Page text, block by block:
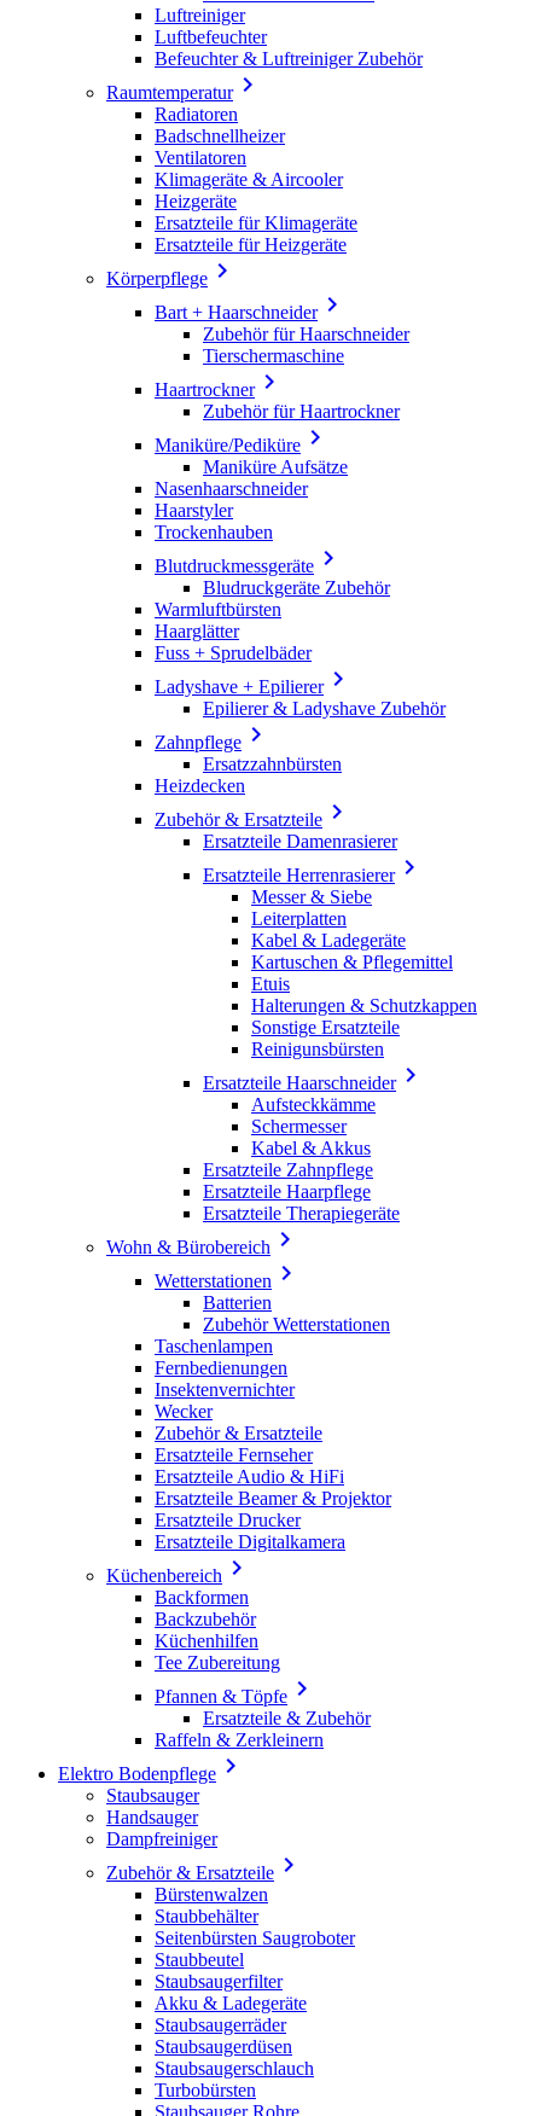
Luftreiniger
Luftbefeuchter
Befeuchter & Luftreiniger Zubehör
Raumtemperatur
Radiatoren
Badschnellheizer
Ventilatoren
Klimageräte & Aircooler
Heizgeräte
Ersatzteile für Klimageräte
Ersatzteile für Heizgeräte
Körperpflege 
Bart + Haarschneider
Zubehör für Haarschneider
Tierschermaschine
Haartrockner
Zubehör für Haartrockner
Maniküre/Pediküre 
Maniküre Aufsätze
Nasenhaarschneider
Haarstyler
Trockenhauben
Blutdruckmessgeräte 
Bludruckgeräte Zubehör
Warmluftbürsten
Haarglätter
Fuss + Sprudelbäder
Ladyshave + Epilierer
Epilierer & Ladyshave Zubehör
Zahnpflege 
Ersatzzahnbürsten
Heizdecken
Zubehör & Ersatzteile 
Ersatzteile Damenrasierer
Ersatzteile Herrenrasierer
Messer & Siebe
Leiterplatten
Kabel & Ladegeräte
Kartuschen & Pflegemittel
Etuis
Halterungen & Schutzkappen
Sonstige Ersatzteile
Reinigunsbürsten
Ersatzteile Haarschneider
Aufsteckkämme
Schermesser
Kabel & Akkus
Ersatzteile Zahnpflege
Ersatzteile Haarpflege
Ersatzteile Therapiegeräte
Wohn & Bürobereich 
Wetterstationen 
Batterien
Zubehör Wetterstationen
Taschenlampen
Fernbedienungen
Insektenvernichter
Wecker
Zubehör & Ersatzteile
Ersatzteile Fernseher
Ersatzteile Audio & HiFi
Ersatzteile Beamer & Projektor
Ersatzteile Drucker
Ersatzteile Digitalkamera
Küchenbereich 
Backformen
Backzubehör
Küchenhilfen
Tee Zubereitung
Pfannen & Töpfe 
Ersatzteile & Zubehör
Raffeln & Zerkleinern
Elektro Bodenpflege 
Staubsauger
Handsauger
Dampfreiniger
Zubehör & Ersatzteile 
Bürstenwalzen
Staubbehälter
Seitenbürsten Saugroboter
Staubbeutel
Staubsaugerfilter
Akku & Ladegeräte
Staubsaugerräder
Staubsaugerdüsen
Staubsaugerschlauch
Turbobürsten
Staubsauger Rohre